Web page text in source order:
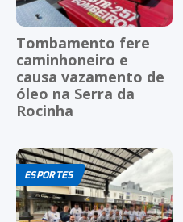
Tombamento fere
caminhoneiro e
causa vazamento de
óleo na Serra da
Rocinha
ESPORTES